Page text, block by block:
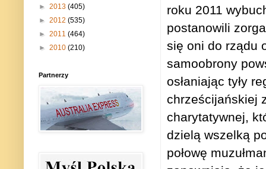
roku 2011
postanowili
się oni do rządu
samoobrony
osłaniając tyły
chrześcijańskiej
charytatywnej,
dzielą wszelką
połowę
► 2013 (405)
► 2012 (535)
► 2011 (464)
► 2010 (210)
Partnerzy